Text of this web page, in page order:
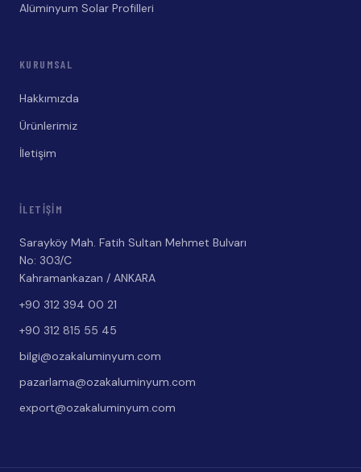
Alüminyum Solar Profilleri
KURUMSAL
Hakkımızda
Ürünlerimiz
İletişim
İLETIŞIM
Sarayköy Mah. Fatih Sultan Mehmet Bulvarı
No: 303/C
Kahramankazan / ANKARA
+90 312 394 00 21
+90 312 815 55 45
bilgi@ozakaluminyum.com
pazarlama@ozakaluminyum.com
export@ozakaluminyum.com